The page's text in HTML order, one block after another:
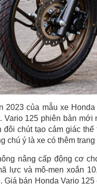
2023 của mẫu xe
Vario 125 phiên bản
đôi chút tạo cảm giác
chú ý là xe có thêm
nâng cấp động cơ
lực và mô-men xoắn
Giá bán Honda Vario